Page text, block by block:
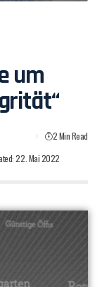
um
22. Mai 2022
2 Min Read